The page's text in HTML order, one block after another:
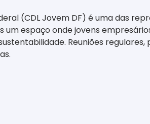
(CDL Jovem DF) é uma das
um espaço onde jovens
Reuniões